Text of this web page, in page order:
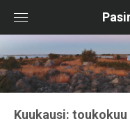
content
Kuukausi: toukokuu